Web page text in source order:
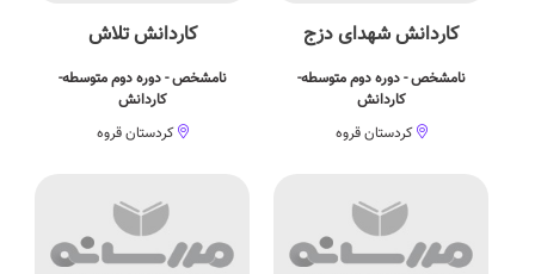
کاردانش شهدای دزج
نامشخص - دوره دوم متوسطه-
کاردانش
کردستان قروه
کاردانش تلاش
نامشخص - دوره دوم متوسطه-
کاردانش
کردستان قروه